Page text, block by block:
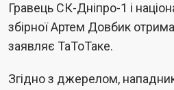
Гравець СК-Дніпро-1 і
збірної Артем Довбик
заявляє ТаТоТаке.
Згідно з джерелом,